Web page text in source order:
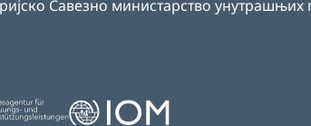
Савезно министарство унутрашњих
Image